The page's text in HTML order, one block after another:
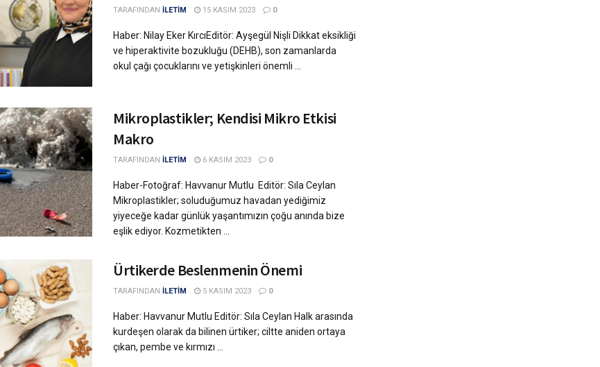
TARAFINDAN İLETİM 15 KASIM 2023 0
Haber: Nilay Eker KırcıEditör: Ayşegül Nişli Dikkat eksikliği
ve hiperaktivite bozukluğu (DEHB), son zamanlarda
okul çağı çocuklarını ve yetişkinleri önemli ...
Mikroplastikler; Kendisi Mikro Etkisi
Makro
TARAFINDAN İLETİM 6 KASIM 2023 0
Haber-Fotoğraf: Havvanur Mutlu Editör: Sıla Ceylan
Mikroplastikler; soluduğumuz havadan yediğimiz
yiyeceğe kadar günlük yaşantımızın çoğu anında bize
eşlik ediyor. Kozmetikten ...
Ürtikerde Beslenmenin Önemi
TARAFINDAN İLETİM 5 KASIM 2023 0
Haber: Havvanur Mutlu Editör: Sıla Ceylan Halk arasında
kurdeşen olarak da bilinen ürtiker; ciltte aniden ortaya
çıkan, pembe ve kırmızı ...